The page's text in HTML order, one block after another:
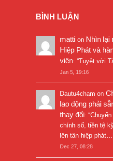
BÌNH LUẬN
matti on Nhìn lại
Hiệp Phát và
viên: “Tuyệt vời
Jan 5, 19:16
Dautu4cham on
lao động phải
thay đổi: “
chính số, tiền tệ
lên tân hiệp phát…
Dec 27, 08:28